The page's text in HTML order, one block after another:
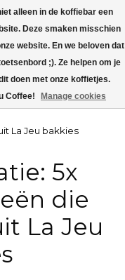
Op maandag 10
La Jeu bakkies
5x
die
La Jeu
alleen in de koffiebar een
Deze smaken misschien
website. En we beloven dat
;). Ze helpen om je
doen met onze koffietjes.
Coffee!
Manage cookies